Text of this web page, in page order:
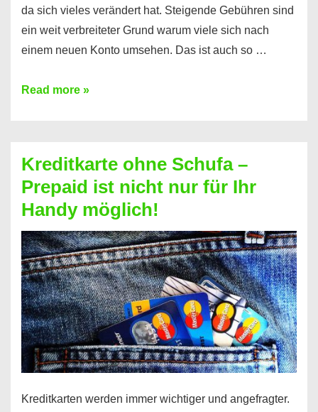
da sich vieles verändert hat. Steigende Gebühren sind
ein weit verbreiteter Grund warum viele sich nach
einem neuen Konto umsehen. Das ist auch so …
Konto
Neueröffnung
trotz
Schufaeintrag
möglich
Read more »
Kreditkarte ohne Schufa –
Prepaid ist nicht nur für Ihr
Handy möglich!
Kreditkarten werden immer wichtiger und angefragter.